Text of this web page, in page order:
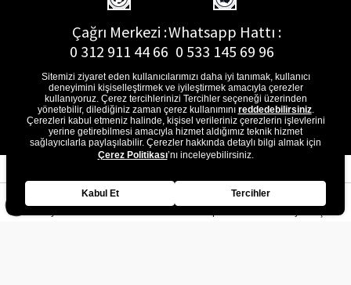
Çağrı Merkezi :
0 312 911 44 66
Whatsapp Hattı :
0 533 145 69 96
E-Posta Adresi :
musterihizmetleri@gon.com.tr
Sitemizi ziyaret eden kullanıcılarımızı daha iyi tanımak, kullanıcı
deneyimini kişiselleştirmek ve iyileştirmek amacıyla çerezler
kullanıyoruz. Çerez tercihlerinizi Tercihler seçeneği üzerinden
yönetebilir, dilediğiniz zaman çerez kullanımını reddedebilirsiniz.
Çerezleri kabul etmeniz halinde, kişisel verileriniz çerezlerin işlevlerini
yerine getirebilmesi amacıyla hizmet aldığımız teknik hizmet
sağlayıcılarla paylaşılabilir. Çerezler hakkında detaylı bilgi almak için
Çerez Politikası’nı inceleyebilirsiniz.
Kabul Et Tercihler